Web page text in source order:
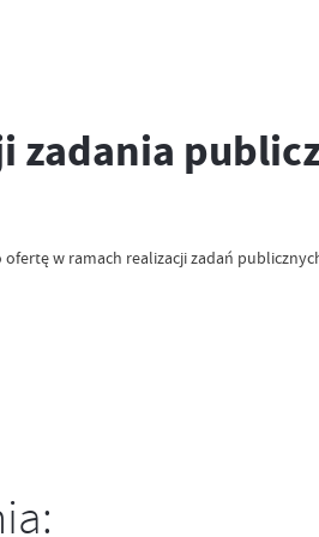
zadania
ofertę w ramach realizacji zadań